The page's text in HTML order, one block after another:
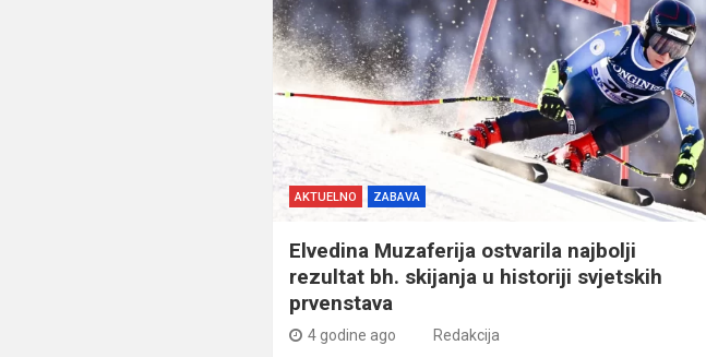
AKTUELNO ZABAVA
Elvedina Muzaferija ostvarila najbolji
rezultat bh. skijanja u historiji svjetskih
prvenstava
4 godine ago Redakcija